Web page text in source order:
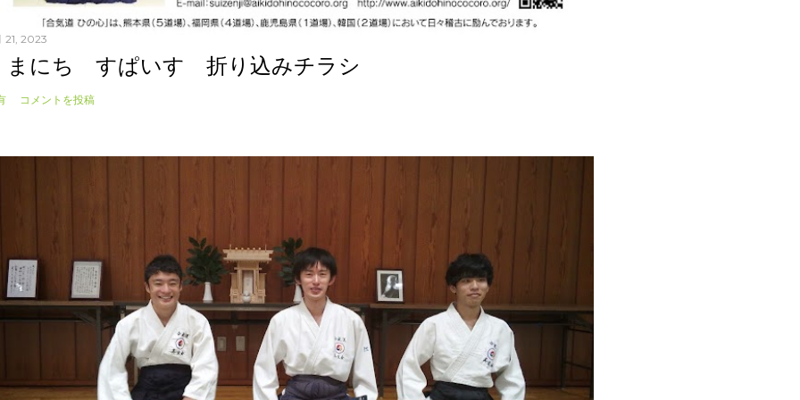
21, 2023
まにち すぱいす 折り込みチラシ
コメントを投稿